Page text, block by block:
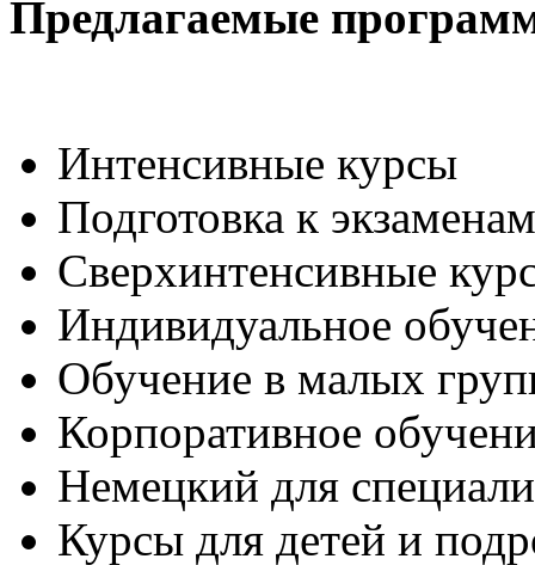
Предлагаемые
Интенсивные курсы
Подготовка к
Сверхинтенсивные
Индивидуальное
Обучение в малых
Корпоративное
Немецкий для
Курсы для детей и